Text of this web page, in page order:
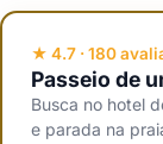
uma parada na
do cais
barco, mas voce
★ 4.7 · 180
Passeio de
Busca no hotel
e parada na